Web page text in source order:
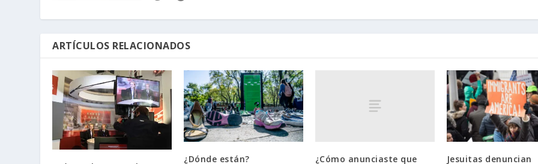
ARTÍCULOS RELACIONADOS
¿Dónde están?
¿Cómo anunciaste que
Jesuitas denuncian